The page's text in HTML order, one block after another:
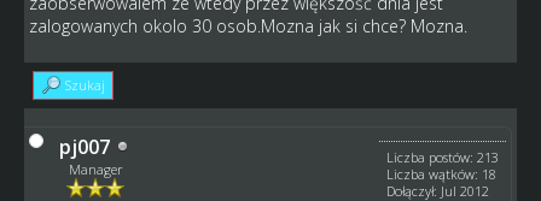
zalogowanych okolo 30 osob.Mozna jak si chce? Mozna.
Szukaj
pj007
Manager
Liczba postów: 213
Liczba wątków: 18
Dołączył: Jul 2012